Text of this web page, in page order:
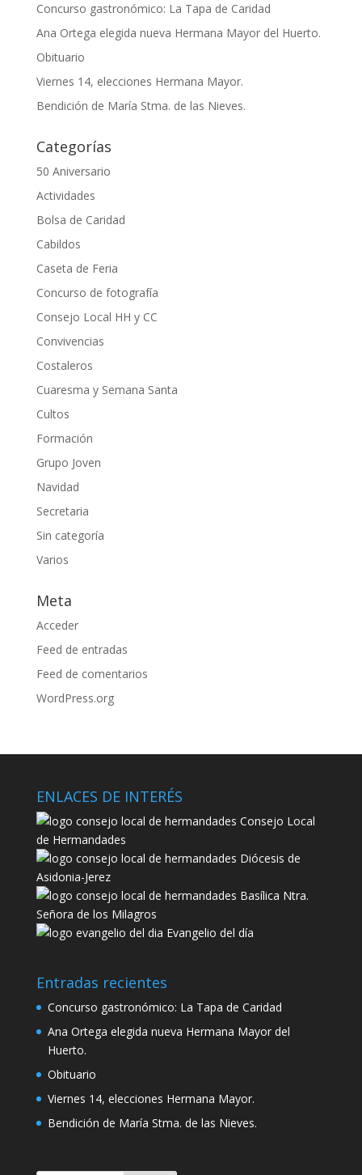
Concurso gastronómico: La Tapa de Caridad
Ana Ortega elegida nueva Hermana Mayor del Huerto.
Obituario
Viernes 14, elecciones Hermana Mayor.
Bendición de María Stma. de las Nieves.
Categorías
50 Aniversario
Actividades
Bolsa de Caridad
Cabildos
Caseta de Feria
Concurso de fotografía
Consejo Local HH y CC
Convivencias
Costaleros
Cuaresma y Semana Santa
Cultos
Formación
Grupo Joven
Navidad
Secretaria
Sin categoría
Varios
Meta
Acceder
Feed de entradas
Feed de comentarios
WordPress.org
ENLACES DE INTERÉS
Consejo Local
de Hermandades
Diócesis de
Asidonia-Jerez
Basílica Ntra.
Señora de los Milagros
Evangelio del día
Entradas recientes
Concurso gastronómico: La Tapa de Caridad
Ana Ortega elegida nueva Hermana Mayor del
Huerto.
Obituario
Viernes 14, elecciones Hermana Mayor.
Bendición de María Stma. de las Nieves.